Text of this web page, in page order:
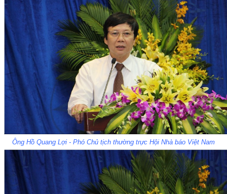
Ông Hồ Quang Lợi - Phó Chủ tịch thường trực Hội Nhà báo Việt Nam